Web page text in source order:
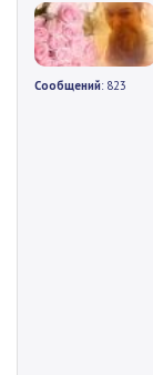
Сообщений: 823